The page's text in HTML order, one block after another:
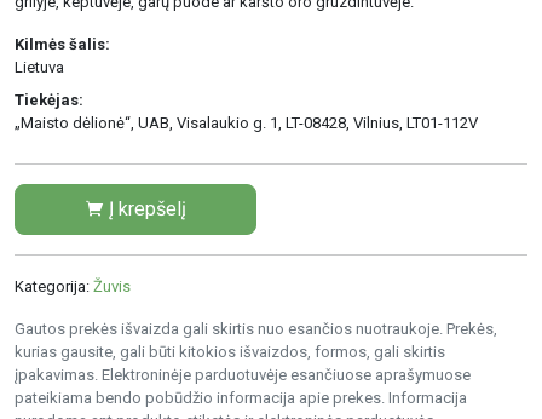
Kilmės šalis:
Lietuva
Tiekėjas:
„Maisto dėlionė“, UAB, Visalaukio g. 1, LT-08428, Vilnius, LT01-112V
Į krepšelį
Kategorija: Žuvis
Gautos prekės išvaizda gali skirtis nuo esančios nuotraukoje. Prekės,
kurias gausite, gali būti kitokios išvaizdos, formos, gali skirtis
įpakavimas. Elektroninėje parduotuvėje esančiuose aprašymuose
pateikiama bendo pobūdžio informacija apie prekes. Informacija